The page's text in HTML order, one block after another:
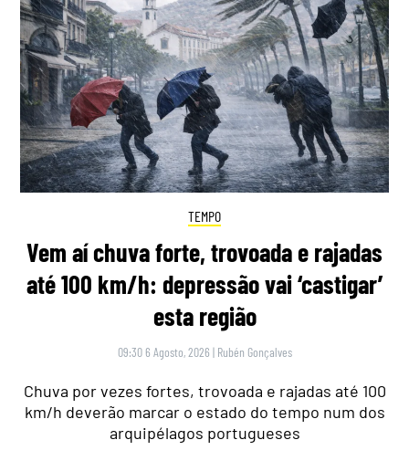
TEMPO
Vem aí chuva forte, trovoada e rajadas
até 100 km/h: depressão vai ‘castigar’
esta região
09:30 6 Agosto, 2026 | Rubén Gonçalves
Chuva por vezes fortes, trovoada e rajadas até 100
km/h deverão marcar o estado do tempo num dos
arquipélagos portugueses